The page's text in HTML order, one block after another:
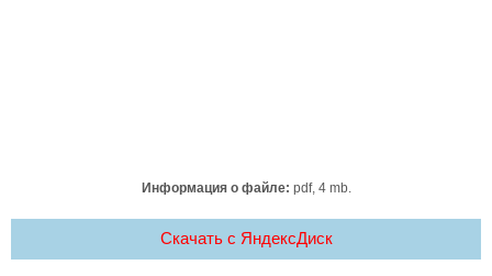
Информация о файле: pdf, 4 mb.
Скачать c ЯндексДиск